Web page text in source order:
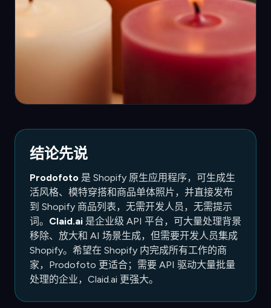
结论先说
Prodofoto 是 Shopify 原生应用程序，可生成生
活风格、模特穿搭和商品单体照片，并直接发布
到 Shopify 商品列表，无需开发人员，无需提示
词。 Claid.ai 是企业级 API 平台，可大量处理背景
移除、放大和 AI 场景生成，但需要开发人员集成
Shopify。希望在 Shopify 内完成所有工作的商
家，Prodofoto 更适合；需要 API 驱动大量批量
处理的企业，Claid.ai 更强大。